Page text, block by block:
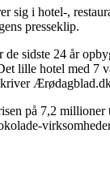
sig i hotel-,
presseklip.
de sidste 24 år
lille hotel med 7
på 7,2